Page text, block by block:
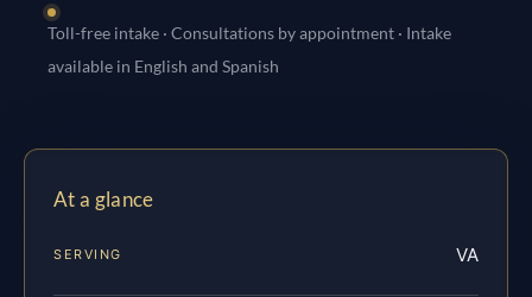
Toll-free intake · Consultations by appointment · Intake
available in English and Spanish
At a glance
SERVING VA